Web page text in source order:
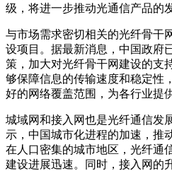
级，将进一步推动光通信产品的
与市场需求密切相关的光纤骨干
设项目。据最新消息，中国政府
策，加大对光纤骨干网建设的支
够保障信息的传输速度和稳定性
好的网络覆盖范围，为各行业提
城域网和接入网也是光纤通信发
示，中国城市化进程的加速，推
在人口密集的城市地区，光纤通
建设进展迅速。同时，接入网的